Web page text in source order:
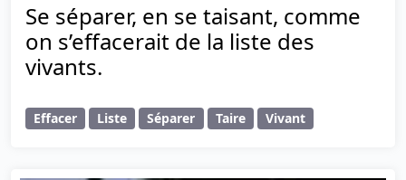
Se séparer, en se taisant, comme
on s’effacerait de la liste des
vivants.
Effacer Liste Séparer Taire Vivant